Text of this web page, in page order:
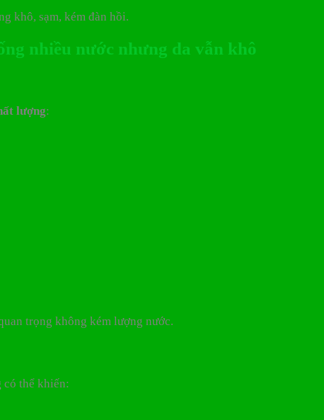
khô, sạm, kém đàn hồi.
nhiều nước nhưng da vẫn khô
lượng:
trọng không kém lượng nước.
có thể khiến: